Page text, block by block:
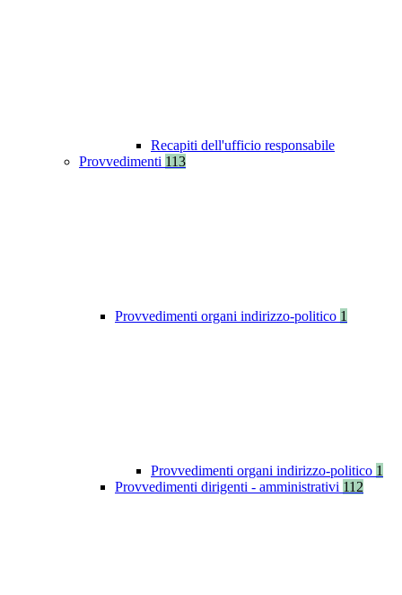
Recapiti dell'ufficio responsabile
Provvedimenti 113
Provvedimenti organi indirizzo-politico 1
Provvedimenti organi indirizzo-politico 1
Provvedimenti dirigenti - amministrativi 112